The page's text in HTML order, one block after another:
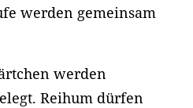
werden gemeinsam
werden
Reihum dürfen